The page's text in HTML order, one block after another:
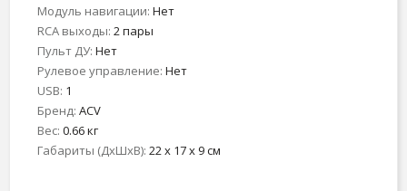
Модуль навигации: Нет
RCA выходы: 2 пары
Пульт ДУ: Нет
Рулевое управление: Нет
USB: 1
Бренд: ACV
Вес: 0.66 кг
Габариты (ДхШхВ): 22 x 17 x 9 см